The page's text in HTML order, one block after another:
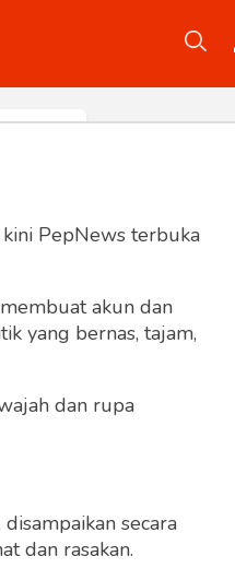
Gaya Wisata
PepNews terbuka
akun dan
yang bernas, tajam,
dan rupa
secara
dan rasakan.